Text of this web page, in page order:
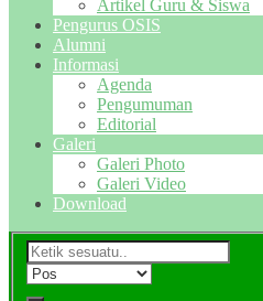
Artikel Guru & Siswa
Pengurus OSIS
Alumni
Informasi
Agenda
Pengumuman
Editorial
Galeri
Galeri Photo
Galeri Video
Download